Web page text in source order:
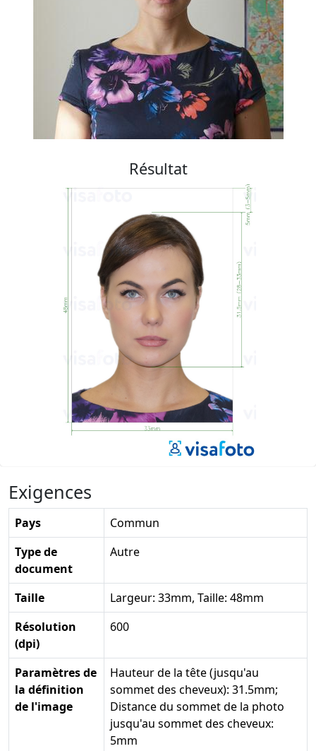
Résultat
Exigences
Pays
Commun
Type de
document
Autre
Taille
Largeur: 33mm, Taille: 48mm
Résolution
(dpi)
600
Paramètres de
la définition
de l'image
Hauteur de la tête (jusqu'au
sommet des cheveux): 31.5mm;
Distance du sommet de la photo
jusqu'au sommet des cheveux:
5mm